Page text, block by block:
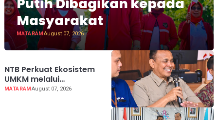
Putih Dibagikan kepada
Masyarakat
MATARAMAugust 07, 2026
NTB Perkuat Ekosistem
UMKM melalui
Pembiayaan, Legalitas,
MATARAMAugust 07, 2026